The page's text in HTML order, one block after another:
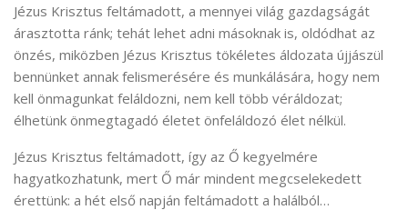
Jézus Krisztus feltámadott, a mennyei világ gazdagságát
árasztotta ránk; tehát lehet adni másoknak is, oldódhat az
önzés, miközben Jézus Krisztus tökéletes áldozata újjászül
bennünket annak felismerésére és munkálására, hogy nem
kell önmagunkat feláldozni, nem kell több véráldozat;
élhetünk önmegtagadó életet önfeláldozó élet nélkül.
Jézus Krisztus feltámadott, így az Ő kegyelmére
hagyatkozhatunk, mert Ő már mindent megcselekedett
érettünk: a hét első napján feltámadott a halálból…